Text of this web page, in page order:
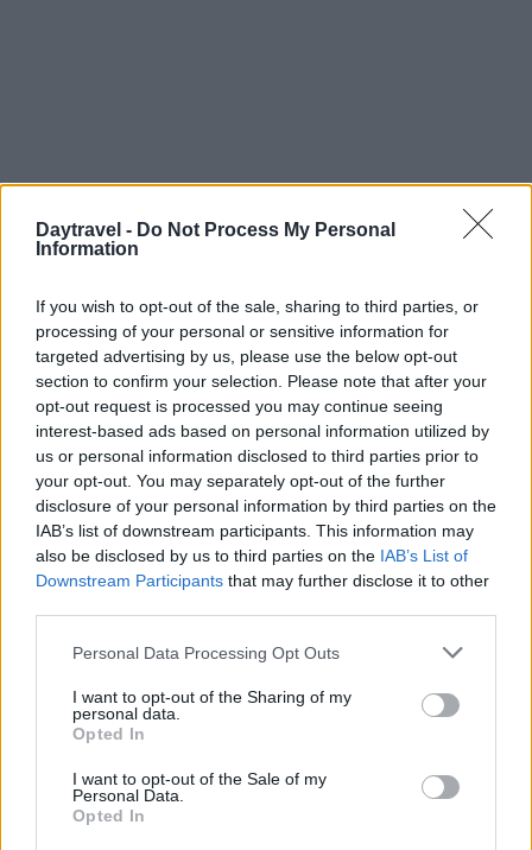
Daytravel - Do Not Process My Personal
Information
If you wish to opt-out of the sale, sharing to third parties, or
processing of your personal or sensitive information for
targeted advertising by us, please use the below opt-out
section to confirm your selection. Please note that after your
opt-out request is processed you may continue seeing
interest-based ads based on personal information utilized by
us or personal information disclosed to third parties prior to
your opt-out. You may separately opt-out of the further
disclosure of your personal information by third parties on the
IAB’s list of downstream participants. This information may
also be disclosed by us to third parties on the IAB’s List of
Downstream Participants that may further disclose it to other
Please note that this website/app uses one or more Google
not limited to your visit or usage behaviour. You may click to
grant or deny consent to Google and its third-party tags to
use your data for below specified purposes in below Google
consent section.
Personal Data Processing Opt Outs
I want to opt-out of the Sharing of my
personal data.
Opted In
I want to opt-out of the Sale of my
Personal Data.
Opted In
Continua a leggere
LUOGHI DA VEDERE